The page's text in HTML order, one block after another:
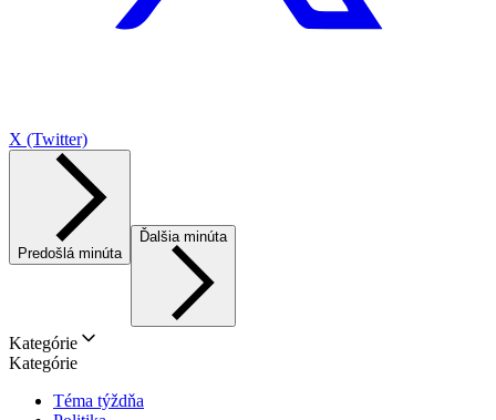
X (Twitter)
Predošlá minúta
Ďalšia minúta
Kategórie
Kategórie
Téma týždňa